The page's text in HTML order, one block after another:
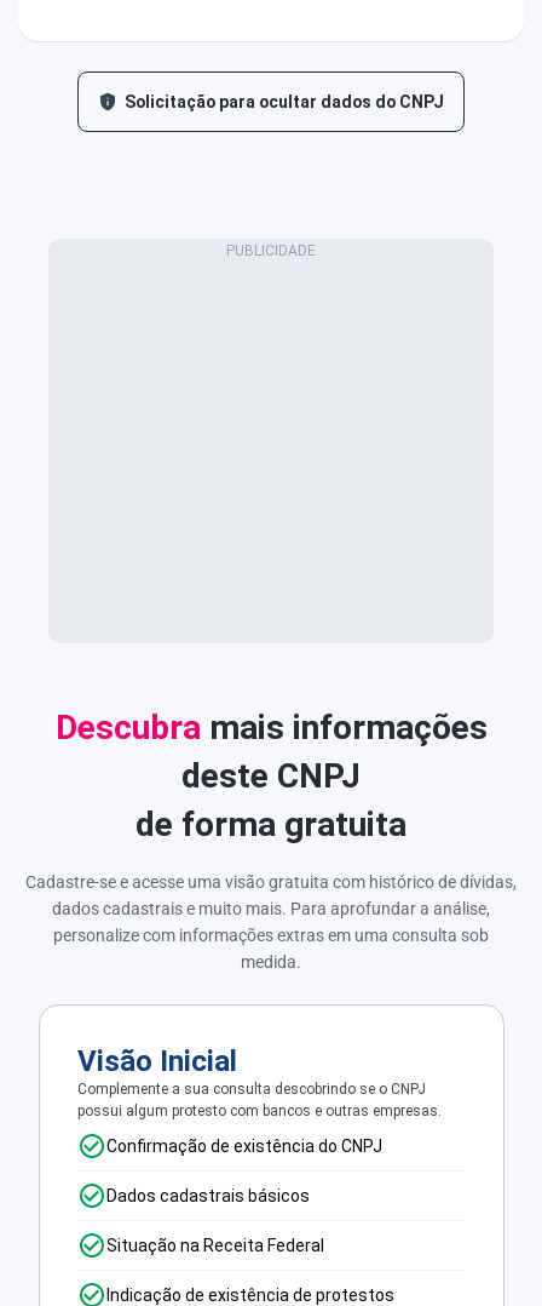
Solicitação para ocultar dados do CNPJ
Descubramais informações
deste CNPJ
de forma gratuita
Cadastre-se e acesse uma visão gratuita com histórico de dívidas,
dados cadastrais e muito mais. Para aprofundar a análise,
personalize com informações extras em uma consulta sob
medida.
Visão Inicial
Complemente a sua consulta descobrindo se o CNPJ
possui algum protesto com bancos e outras empresas.
Confirmação de existência do CNPJ
Dados cadastrais básicos
Situação na Receita Federal
Indicação de existência de protestos